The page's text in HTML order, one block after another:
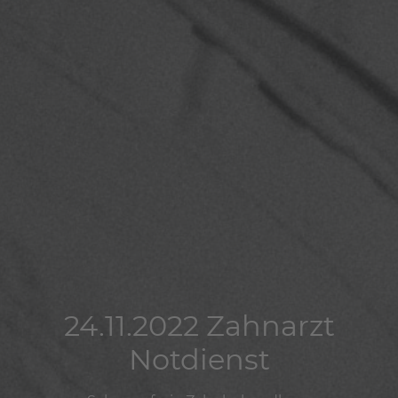
24.11.2022 Zahnarzt
Notdienst
24.11.2022 Zahnarzt
Notdienst
24.11.2022 Zahnarzt
Notdienst